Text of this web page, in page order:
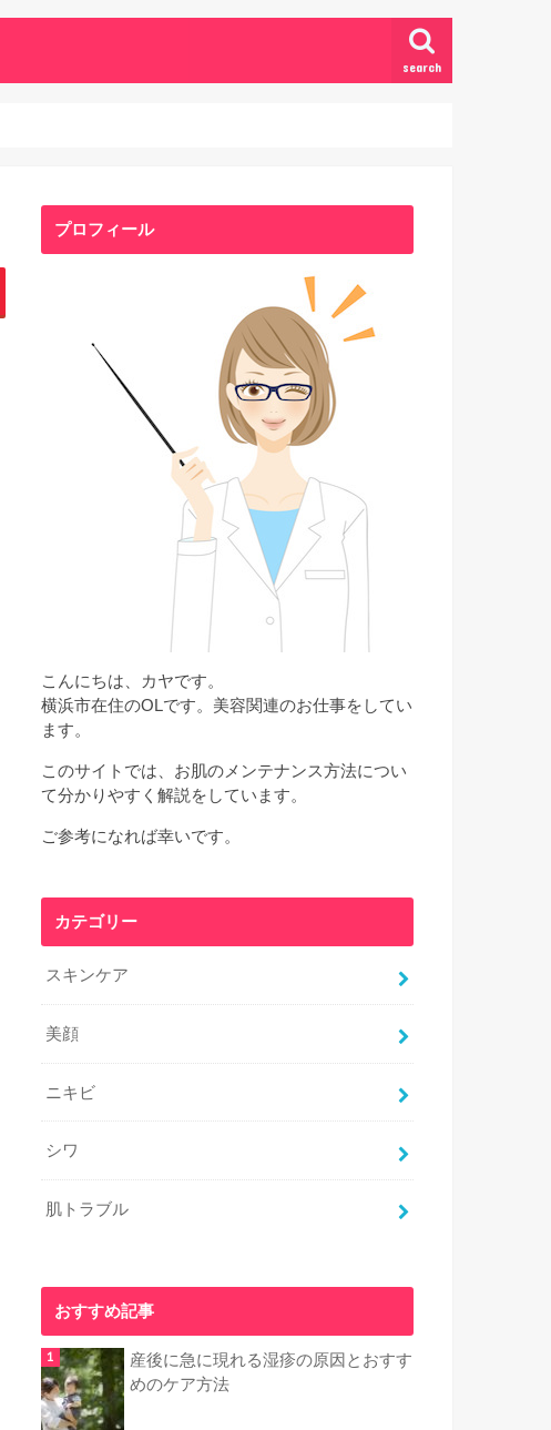
search
プロフィール
こんにちは、カヤです。
横浜市在住のOLです。美容関連のお仕事をしてい
ます。
このサイトでは、お肌のメンテナンス方法につい
て分かりやすく解説をしています。
ご参考になれば幸いです。
カテゴリー
スキンケア
美顔
ニキビ
シワ
肌トラブル
おすすめ記事
産後に急に現れる湿疹の原因とおすす
めのケア方法